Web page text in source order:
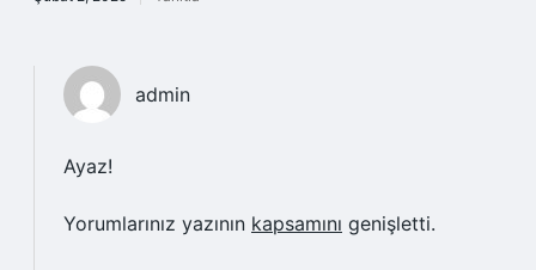
admin
Ayaz!
Yorumlarınız yazının kapsamını genişletti.